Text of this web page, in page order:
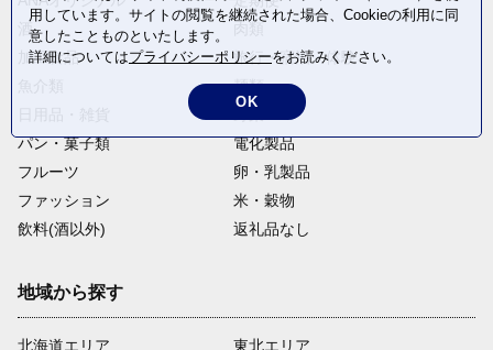
酒
加工食品
旅行・宿泊・体験
麺類
パン・菓子類
電化製品
フルーツ
卵・乳製品
ファッション
米・穀物
飲料(酒以外)
返礼品なし
地域から探す
北海道エリア
東北エリア
用しています。サイトの閲覧を継続された場合、Cookieの利用に同
意したことものといたします。
詳細についてはプライバシーポリシーをお読みください。
OK